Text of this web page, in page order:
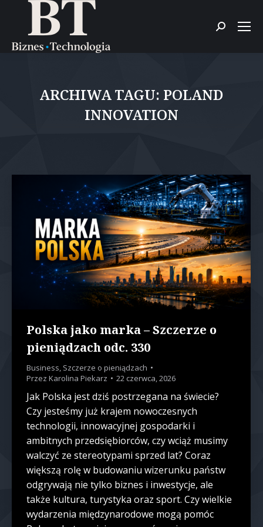
Szukaj:
ARCHIWA TAGU: POLAND
INNOVATION
Polska jako marka – Szczerze o
pieniądzach odc. 330
Business, Szczerze o pieniądzach
Przez Karolina Piekarz 22 czerwca, 2026
Jak Polska jest dziś postrzegana na świecie?
Czy jesteśmy już krajem nowoczesnych
technologii, innowacyjnej gospodarki i
ambitnych przedsiębiorców, czy wciąż musimy
walczyć ze stereotypami sprzed lat? Coraz
większą rolę w budowaniu wizerunku państw
odgrywają nie tylko biznes i inwestycje, ale
także kultura, turystyka oraz sport. Czy wielkie
wydarzenia międzynarodowe mogą pomóc